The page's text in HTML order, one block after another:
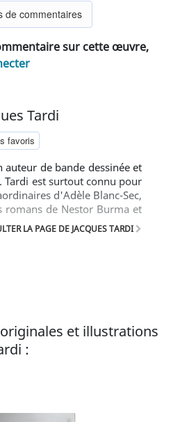
de commentaires
sur cette œuvre,
Tardi
favoris
auteur de bande dessinée et
Tardi est surtout connu pour
d'Adèle Blanc-Sec,
romans de Nestor Burma et
et réaliste de la guerre.
LA PAGE DE JACQUES TARDI
et illustrations
: